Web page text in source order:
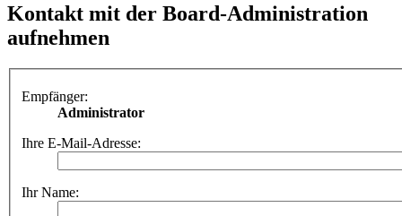
Kontakt mit der Board-Administration
aufnehmen
Empfänger:
Administrator
Ihre E-Mail-Adresse:
Ihr Name: